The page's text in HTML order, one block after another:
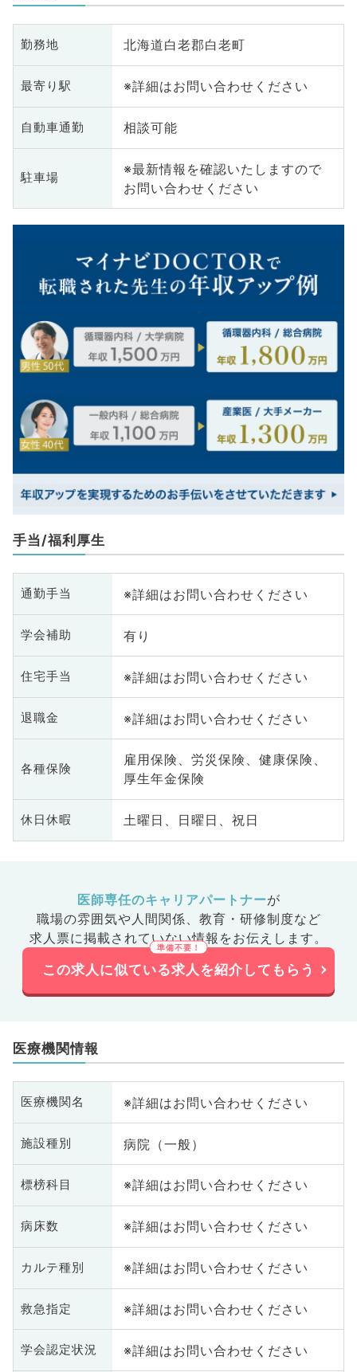
勤務地 北海道白老郡白老町
最寄り駅 ※詳細はお問い合わせください
自動車通勤 相談可能
駐車場
※最新情報を確認いたしますので
お問い合わせください
手当/福利厚生
通勤手当 ※詳細はお問い合わせください
学会補助 有り
住宅手当 ※詳細はお問い合わせください
退職金 ※詳細はお問い合わせください
各種保険
雇用保険、労災保険、健康保険、
厚生年金保険
休日休暇 土曜日、日曜日、祝日
医師専任のキャリアパートナーが
職場の雰囲気や人間関係、 教育・研修制度など
求人票に掲載されていない情報をお伝えします。
この求人に似ている求人を紹介してもらう
医療機関情報
医療機関名 ※詳細はお問い合わせください
施設種別 病院（一般）
標榜科目 ※詳細はお問い合わせください
病床数 ※詳細はお問い合わせください
カルテ種別 ※詳細はお問い合わせください
救急指定 ※詳細はお問い合わせください
学会認定状況 ※詳細はお問い合わせください